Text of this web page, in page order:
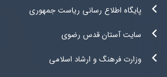
پایگاه اطلاع رسانی ریاست جمهوری
سایت آستان قدس رضوی
وزارت فرهنگ و ارشاد اسلامی